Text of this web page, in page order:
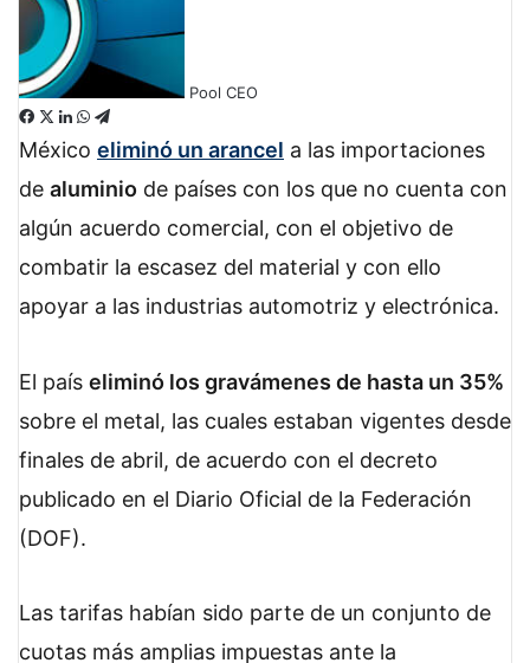
Pool CEO
F
a
e
o
o
X L
k
d
I
W
h
t
A
p
e
e
r
México eliminó un arancel a las importaciones
de aluminio de países con los que no cuenta con
algún acuerdo comercial, con el objetivo de
combatir la escasez del material y con ello
apoyar a las industrias automotriz y electrónica.
El país eliminó los gravámenes de hasta un 35%
sobre el metal, las cuales estaban vigentes desde
finales de abril, de acuerdo con el decreto
publicado en el Diario Oficial de la Federación
(DOF).
Las tarifas habían sido parte de un conjunto de
cuotas más amplias impuestas ante la